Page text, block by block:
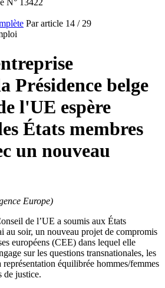
N° 13422
Par article 14 / 29
Présidence belge
l'UE espère
États membres
un nouveau
Europe)
de l’UE a soumis aux États
au soir, un nouveau projet de compromis
européens (CEE) dans lequel elle
sur les questions transnationales, les
représentation équilibrée hommes/femmes
de justice.